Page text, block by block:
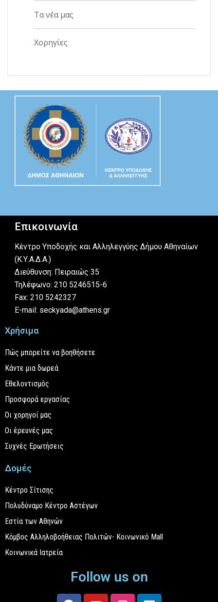
Τα νέα μας
Χορηγίες
Επικοινωνία
Κέντρο Υποδοχής και Αλληλεγγύης Δήμου Αθηναίων
(Κ.Υ.Α.Δ.Α.)
Διεύθυνση: Πειραιώς 35
Τηλέφωνο: 210 5246515-6
Fax: 210 5242327
E-mail: seckyada@athens.gr
Χρήσιμα
Πώς μπορείτε να βοηθήσετε
Κάντε μια δωρεά
Εθελοντισμός
Προσφορά εργασίας
Οι χορηγοί μας
Οι έρευνές μας
Συχνές Ερωτήσεις
Δομές
Κέντρο Σίτισης
Πολυδύναμο Κέντρο Αστέγων
Εστία των Αθηνών
Κόμβος Αλληλοβοήθειας Πολιτών- Κοινωνικό Mall
Κοινωνικά Ιατρεία
Follow us on